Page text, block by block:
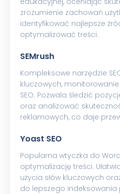
zrozumienie zachowań
identyfikować najlepsze
optymalizować treści.
SEMrush
Kompleksowe narzędzie
kluczowych,
SEO. Pozwala śledzić
oraz analizować
reklamowych, co daje
Yoast SEO
Popularna wtyczka do
optymalizację treści.
użycia słów kluczowych
do lepszego indeksowania